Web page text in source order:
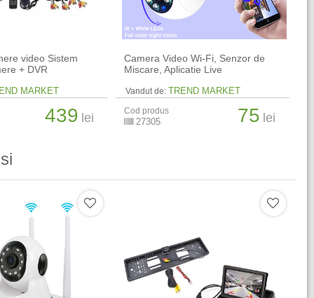
video Sistem
+ DVR
MARKET
439 lei
Camera Video Wi-Fi, Senzor de
Miscare, Aplicatie Live
Vandut de: TREND MARKET
Cod produs
27305 75 lei